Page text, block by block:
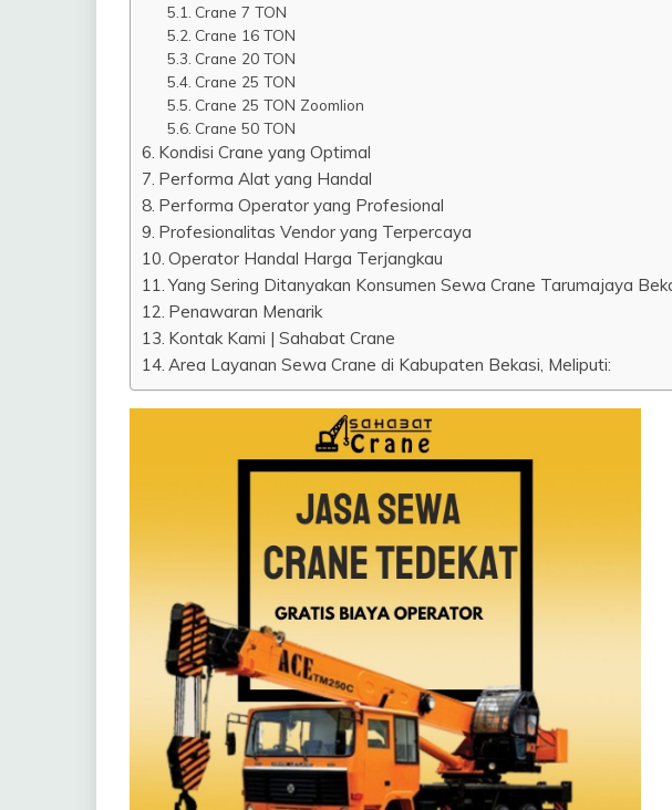
Crane 7 TON
Crane 16 TON
Crane 20 TON
Crane 25 TON
Crane 25 TON Zoomlion
Crane 50 TON
Kondisi Crane yang Optimal
Performa Alat yang Handal
Performa Operator yang Profesional
Profesionalitas Vendor yang Terpercaya
Operator Handal Harga Terjangkau
Yang Sering Ditanyakan Konsumen Sewa Crane Tarumajaya
Penawaran Menarik
Kontak Kami | Sahabat Crane
Area Layanan Sewa Crane di Kabupaten Bekasi, Meliputi: